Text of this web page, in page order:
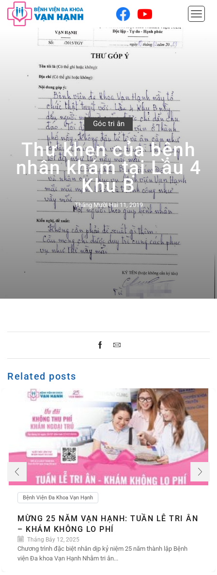
Góc tri ân
Thư khen của bệnh
nhân khám tại Lầu 4
Khu B
Tháng Mười Hai 11, 2019
Related posts
Bệnh Viện Đa Khoa Vạn Hạnh
MỪNG 25 NĂM VẠN HẠNH: TUẦN LỄ TRI ÂN
– KHÁM KHÔNG LO PHÍ
Tháng Bảy 12, 2025
Chương trình đặc biệt nhân dịp kỷ niệm 25 năm thành lập Bệnh
viện Đa khoa Vạn Hạnh Nhằm tri ân...